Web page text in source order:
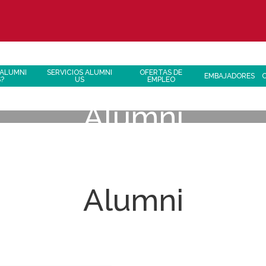
SERVICIOS ALUMNI
US
OFERTAS DE
EMPLEO
EMBAJADORES
Alumni
Alumni